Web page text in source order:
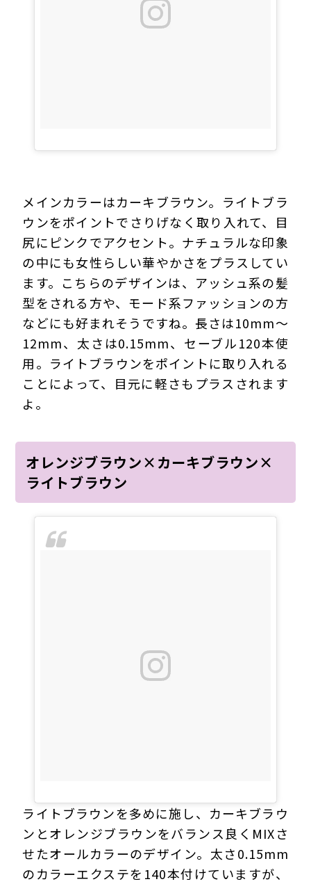
メインカラーはカーキブラウン。ライトブラ
ウンをポイントでさりげなく取り入れて、目
尻にピンクでアクセント。ナチュラルな印象
の中にも女性らしい華やかさをプラスしてい
ます。こちらのデザインは、アッシュ系の髪
型をされる方や、モード系ファッションの方
などにも好まれそうですね。長さは10mm～
12mm、太さは0.15mm、セーブル120本使
用。ライトブラウンをポイントに取り入れる
ことによって、目元に軽さもプラスされます
よ。
オレンジブラウン×カーキブラウン×
ライトブラウン
ライトブラウンを多めに施し、カーキブラウ
ンとオレンジブラウンをバランス良くMIXさ
せたオールカラーのデザイン。太さ0.15mm
のカラーエクステを140本付けていますが、